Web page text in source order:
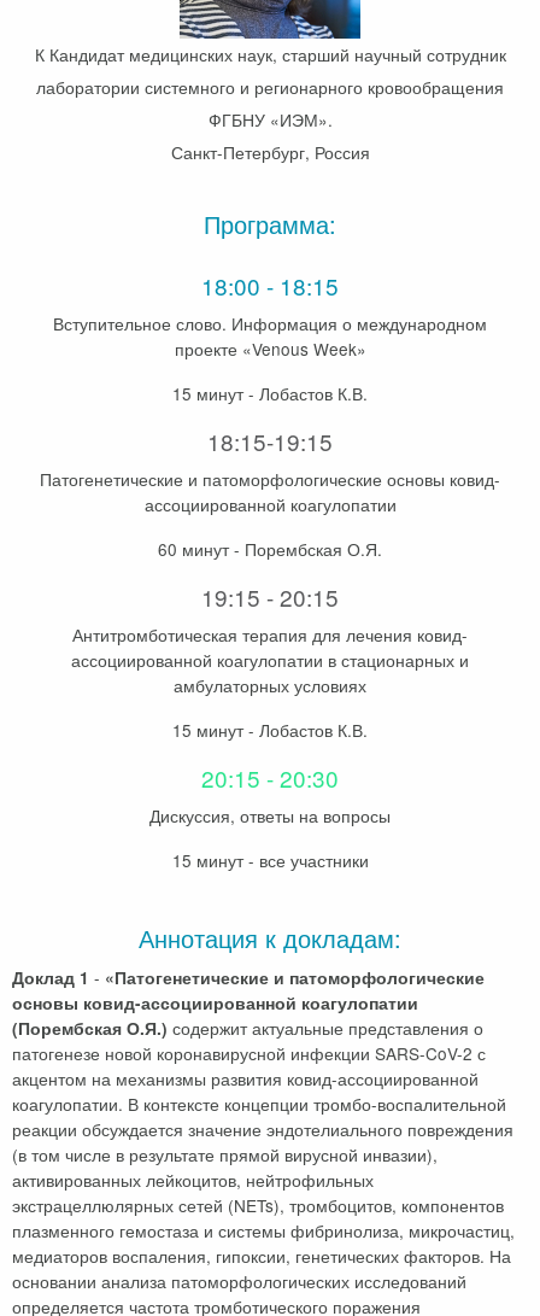
К Кандидат медицинских наук, старший научный сотрудник
лаборатории системного и регионарного кровообращения
ФГБНУ «ИЭМ».
Санкт-Петербург, Россия
Программа:
18:00 - 18:15
Вступительное слово. Информация о международном
проекте «Venous Week»
15 минут - Лобастов К.В.
18:15-19:15
Патогенетические и патоморфологические основы ковид-
ассоциированной коагулопатии
60 минут - Порембская О.Я.
19:15 - 20:15
Антитромботическая терапия для лечения ковид-
ассоциированной коагулопатии в стационарных и
амбулаторных условиях
15 минут - Лобастов К.В.
20:15 - 20:30
Дискуссия, ответы на вопросы
15 минут - все участники
Аннотация к докладам:
Доклад 1 - «Патогенетические и патоморфологические
основы ковид-ассоциированной коагулопатии
(Порембская О.Я.) содержит актуальные представления о
патогенезе новой коронавирусной инфекции SARS-CoV-2 с
акцентом на механизмы развития ковид-ассоциированной
коагулопатии. В контексте концепции тромбо-воспалительной
реакции обсуждается значение эндотелиального повреждения
(в том числе в результате прямой вирусной инвазии),
активированных лейкоцитов, нейтрофильных
экстрацеллюлярных сетей (NETs), тромбоцитов, компонентов
плазменного гемостаза и системы фибринолиза, микрочастиц,
медиаторов воспаления, гипоксии, генетических факторов. На
основании анализа патоморфологических исследований
определяется частота тромботического поражения